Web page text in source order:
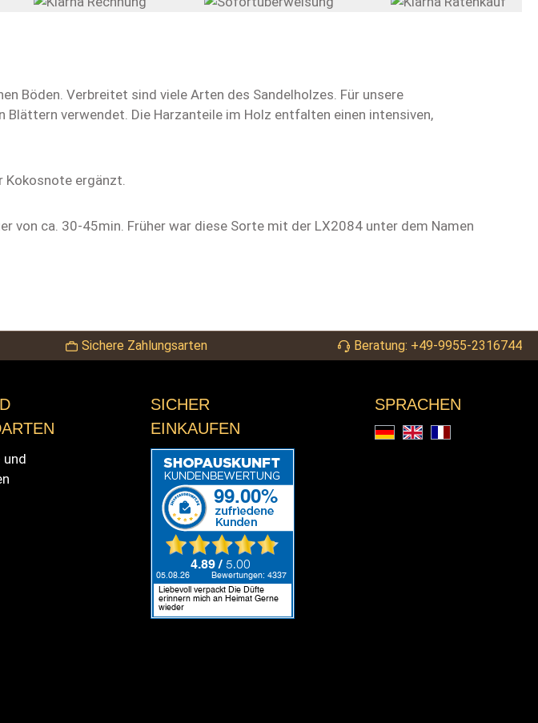
Böden. Verbreitet sind viele Arten des Sandelholzes. Für unsere
verwendet. Die Harzanteile im Holz entfalten einen intensiven,
Kokosnote ergänzt.
von ca. 30-45min. Früher war diese Sorte mit der LX2084 unter dem Namen
Sichere Zahlungsarten Beratung: +49-9955-2316744
SICHER
EINKAUFEN
SPRACHEN
Deutsch
EnglishFrançais